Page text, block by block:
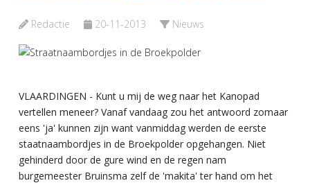
Redactie 20-11-2013 Nieuws
VLAARDINGEN - Kunt u mij de weg naar het Kanopad
vertellen meneer? Vanaf vandaag zou het antwoord zomaar
eens 'ja' kunnen zijn want vanmiddag werden de eerste
staatnaambordjes in de Broekpolder opgehangen. Niet
gehinderd door de gure wind en de regen nam
burgemeester Bruinsma zelf de 'makita' ter hand om het